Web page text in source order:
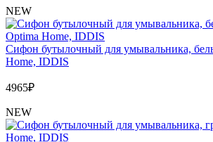
NEW
Сифон бутылочный для умывальника,
Home, IDDIS
4965₽
NEW